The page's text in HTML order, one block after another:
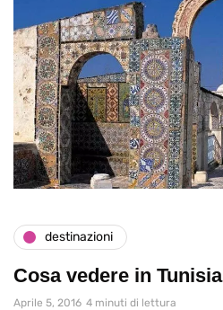
destinazioni
Cosa vedere in Tunisia
Aprile 5, 2016 4 minuti di lettura